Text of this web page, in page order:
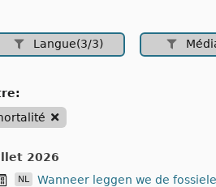
Langue(3/3)
2026
NL Wanneer leggen we de